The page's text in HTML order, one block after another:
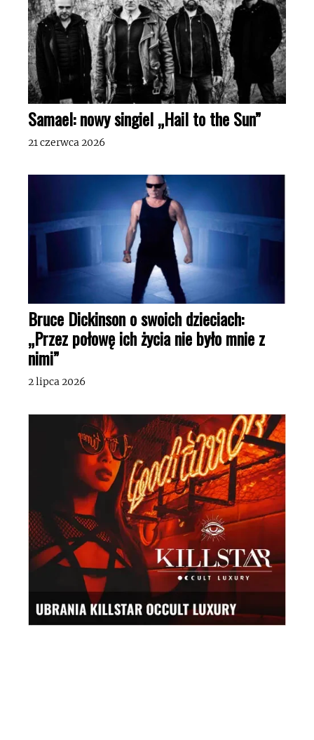
Samael: nowy singiel „Hail to the Sun”
21 czerwca 2026
Bruce Dickinson o swoich dzieciach:
„Przez połowę ich życia nie było mnie z
nimi”
2 lipca 2026